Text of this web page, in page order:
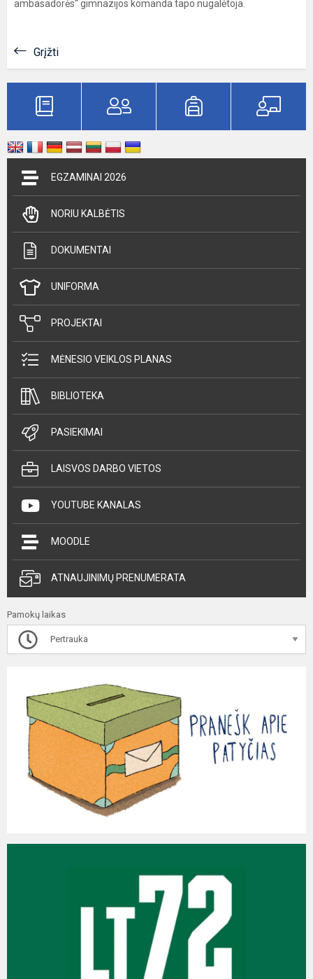
ambasadorės“ gimnazijos komanda tapo nugalėtoja.
Grįžti
EGZAMINAI 2026
NORIU KALBĖTIS
DOKUMENTAI
UNIFORMA
PROJEKTAI
MĖNESIO VEIKLOS PLANAS
BIBLIOTEKA
PASIEKIMAI
LAISVOS DARBO VIETOS
YOUTUBE KANALAS
MOODLE
ATNAUJINIMŲ PRENUMERATA
Pamokų laikas
Pertrauka